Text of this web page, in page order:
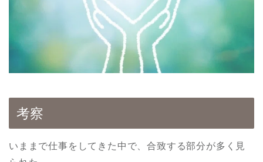
考察
いままで仕事をしてきた中で、合致する部分が多く見